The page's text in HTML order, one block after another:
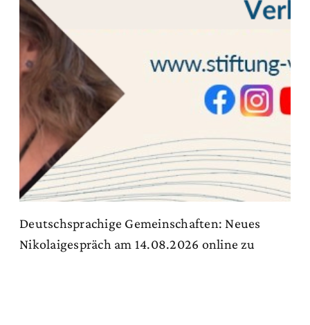
Deutschsprachige Gemeinschaften: Neues
Nikolaigespräch am 14.08.2026 online zu